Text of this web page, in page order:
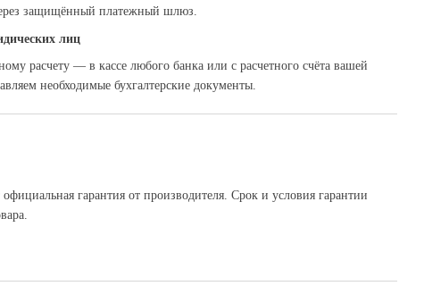
защищённый платежный шлюз.
лиц
расчету — в кассе любого банка или с расчетного счёта вашей
необходимые бухгалтерские документы.
официальная гарантия от производителя. Срок и условия гарантии